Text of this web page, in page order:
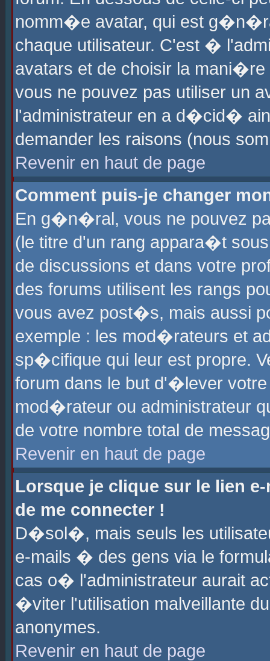
nomm�e avatar, qui est
chaque utilisateur. C'est �
avatars et de choisir la
vous ne pouvez pas utiliser un
l'administrateur en a d�cid�
demander les raisons (nous
Revenir en haut de page
Comment puis-je changer
En g�n�ral, vous ne pouvez
(le titre d'un rang appara�t
de discussions et dans votre
des forums utilisent les rangs
vous avez post�s, mais aussi
exemple : les mod�rateurs et
sp�cifique qui leur est propre.
forum dans le but d'�lever
mod�rateur ou administrateur
de votre nombre total de
Revenir en haut de page
Lorsque je clique sur le lien
de me connecter !
D�sol�, mais seuls les
e-mails � des gens via le
cas o� l'administrateur aurait
�viter l'utilisation malveillante
anonymes.
Revenir en haut de page